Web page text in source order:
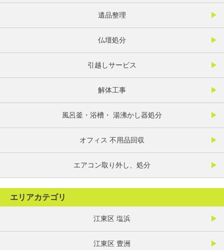
遺品整理
仏壇処分
引越しサービス
解体工事
風呂釜・浴槽・ 湯沸かし器処分
オフィス 不用品回収
エアコン取り外し、処分
エリアカテゴリ
江東区 塩浜
江東区 豊洲